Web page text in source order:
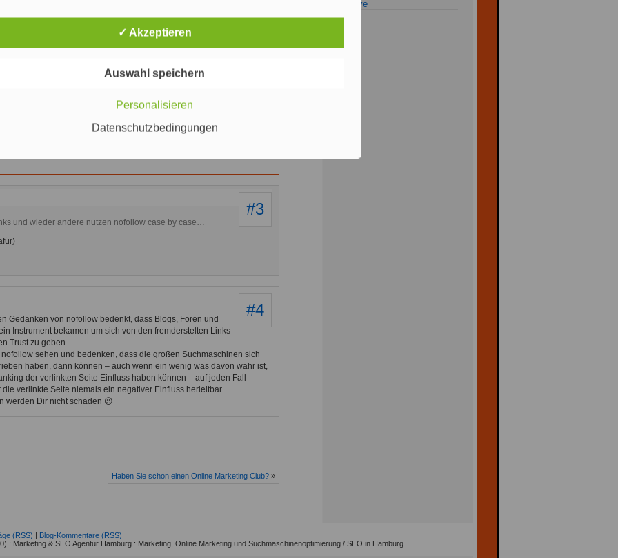
„No follow auf Spam Seiten schaden der Webseite nicht“.
schaden oder mir als linkgebender Webseite?
Spam-Seiten mir im Zweifel nicht schaden kann, im
Link“. Kein Link wäre nur insofern „noch besser“, als
PageRank-Sculpting-Ansatz) nicht vorhanden wäre.
viele Nofollow-Links vergeben würden, wenn sie damit sich selbst
Suchmaschinenvorteil einräumen würden, welcher Art auch
#3
und wieder andere nutzen nofollow case by case…
#4
Gedanken von nofollow bedenkt, dass Blogs, Foren und
Instrument bekamen um sich von den fremderstelten Links
Trust zu geben.
sehen und bedenken, dass die großen Suchmaschinen sich
haben, dann können – auch wenn ein wenig was davon wahr ist,
der verlinkten Seite Einfluss haben können – auf jeden Fall
verlinkte Seite niemals ein negativer Einfluss herleitbar.
werden Dir nicht schaden 😉
Haben Sie schon einen Online Marketing Club? »
Archive
(RSS) | Blog-Kommentare (RSS)
: Marketing & SEO Agentur Hamburg : Marketing, Online Marketing und Suchmaschinenoptimierung / SEO in Hamburg
✓ Akzeptieren
Auswahl speichern
Personalisieren
Datenschutzbedingungen